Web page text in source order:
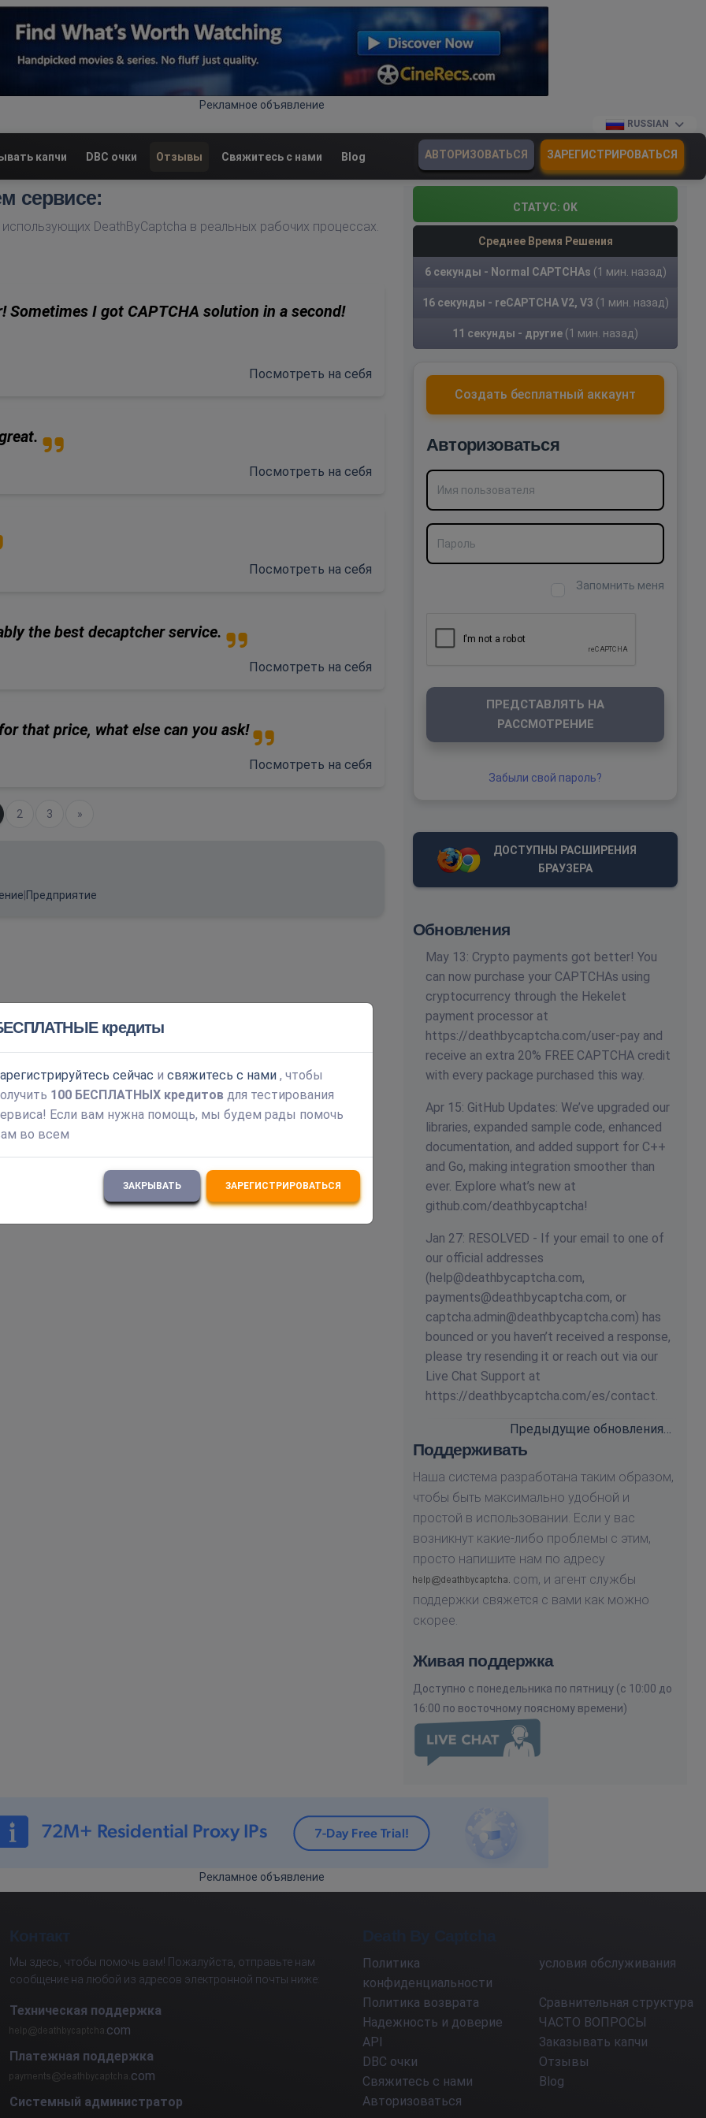
Рекламное объявление
RUSSIAN
капчи DBC очки Отзывы Свяжитесь с нами Blog АВТОРИЗОВАТЬСЯ ЗАРЕГИСТРИРОВАТЬСЯ
сервисе:
DeathByCaptcha в реальных рабочих процессах.
Sometimes I got CAPTCHA solution in a second!
Посмотреть на себя
Посмотреть на себя
Посмотреть на себя
the best decaptcher service.
Посмотреть на себя
that price, what else can you ask!
Посмотреть на себя
2 3 »
Следующий
Предприятие
СТАТУС: OK
Среднее Время Решения
6 секунды - Normal CAPTCHAs (1 мин. назад)
16 секунды - reCAPTCHA V2, V3 (1 мин. назад)
11 секунды - другие (1 мин. назад)
Создать бесплатный аккаунт
Авторизоваться
Имя пользователя
Пароль
Запомнить меня
ПРЕДСТАВЛЯТЬ НА
РАССМОТРЕНИЕ
Забыли свой пароль?
ДОСТУПНЫ РАСШИРЕНИЯ
БРАУЗЕРА
Обновления
May 13: Crypto payments got better! You
can now purchase your CAPTCHAs using
cryptocurrency through the Hekelet
payment processor at
https://deathbycaptcha.com/user-pay and
receive an extra 20% FREE CAPTCHA credit
with every package purchased this way.
Apr 15: GitHub Updates: We’ve upgraded our
libraries, expanded sample code, enhanced
documentation, and added support for C++
and Go, making integration smoother than
ever. Explore what’s new at
github.com/deathbycaptcha!
Jan 27: RESOLVED - If your email to one of
our official addresses
(help@deathbycaptcha.com,
payments@deathbycaptcha.com, or
captcha.admin@deathbycaptcha.com) has
bounced or you haven’t received a response,
please try resending it or reach out via our
Live Chat Support at
https://deathbycaptcha.com/es/contact.
Предыдущие обновления…
Поддерживать
Наша система разработана таким образом,
чтобы быть максимально удобной и
простой в использовании. Если у вас
возникнут какие-либо проблемы с этим,
просто напишите нам по адресу
com, и агент службы
поддержки свяжется с вами как можно
скорее.
Живая поддержка
Доступно с понедельника по пятницу (с 10:00 до
16:00 по восточному поясному времени)
Рекламное объявление
Контакт
Мы здесь, чтобы помочь вам! Пожалуйста, отправьте нам
сообщение на любой из адресов электронной почты ниже:
Техническая поддержка
com
Платежная поддержка
com
Системный администратор
Политика
конфиденциальности
условия обслуживания
Политика возврата
Сравнительная структура
Надежность и доверие
ЧАСТО ВОПРОСЫ
API
Заказывать капчи
DBC очки
Отзывы
Свяжитесь с нами
Blog
Авторизоваться
кредиты
сейчас и свяжитесь с нами , чтобы
100 БЕСПЛАТНЫХ кредитов для тестирования
Если вам нужна помощь, мы будем рады помочь
во всем
ЗАКРЫВАТЬ ЗАРЕГИСТРИРОВАТЬСЯ